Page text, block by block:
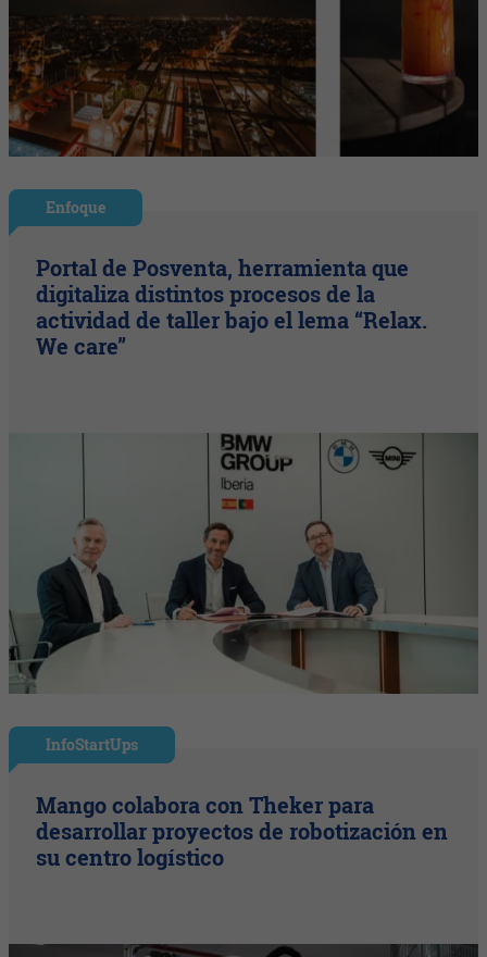
Enfoque
Portal de Posventa, herramienta que
digitaliza distintos procesos de la
actividad de taller bajo el lema “Relax.
We care”
InfoStartUps
Mango colabora con Theker para
desarrollar proyectos de robotización en
su centro logístico